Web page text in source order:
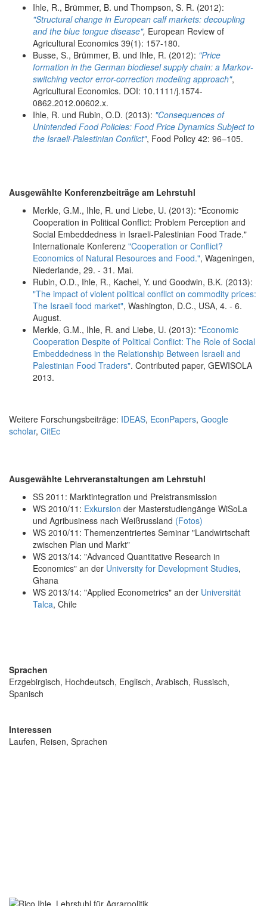
Ihle, R., Brümmer, B. und Thompson, S. R. (2012):
"Structural change in European calf markets: decoupling
and the blue tongue disease", European Review of
Agricultural Economics 39(1): 157-180.
Busse, S., Brümmer, B. und Ihle, R. (2012): "Price
formation in the German biodiesel supply chain: a Markov-
switching vector error-correction modeling approach",
Agricultural Economics. DOI: 10.1111/j.1574-
0862.2012.00602.x.
Ihle, R. und Rubin, O.D. (2013): "Consequences of
Unintended Food Policies: Food Price Dynamics Subject to
the Israeli-Palestinian Conflict", Food Policy 42: 96–105.
Ausgewählte Konferenzbeiträge am Lehrstuhl
Merkle, G.M., Ihle, R. und Liebe, U. (2013): "Economic
Cooperation in Political Conflict: Problem Perception and
Social Embeddedness in Israeli-Palestinian Food Trade."
Internationale Konferenz "Cooperation or Conflict?
Economics of Natural Resources and Food.", Wageningen,
Niederlande, 29. - 31. Mai.
Rubin, O.D., Ihle, R., Kachel, Y. und Goodwin, B.K. (2013):
"The impact of violent political conflict on commodity prices:
The Israeli food market", Washington, D.C., USA, 4. - 6.
August.
Merkle, G.M., Ihle, R. and Liebe, U. (2013): "Economic
Cooperation Despite of Political Conflict: The Role of Social
Embeddedness in the Relationship Between Israeli and
Palestinian Food Traders". Contributed paper, GEWISOLA
2013.
Weitere Forschungsbeiträge: IDEAS, EconPapers, Google
scholar, CitEc
Ausgewählte Lehrveranstaltungen am Lehrstuhl
SS 2011: Marktintegration und Preistransmission
WS 2010/11: Exkursion der Masterstudiengänge WiSoLa
und Agribusiness nach Weißrussland (Fotos)
WS 2010/11: Themenzentriertes Seminar "Landwirtschaft
zwischen Plan und Markt"
WS 2013/14: "Advanced Quantitative Research in
Economics" an der University for Development Studies,
Ghana
WS 2013/14: "Applied Econometrics" an der Universität
Talca, Chile
Sprachen
Erzgebirgisch, Hochdeutsch, Englisch, Arabisch, Russisch,
Spanisch
Interessen
Laufen, Reisen, Sprachen